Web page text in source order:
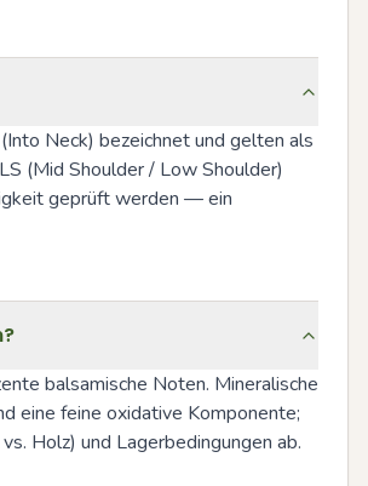
Neck) bezeichnet und gelten als
(Mid Shoulder / Low Shoulder)
geprüft werden — ein
balsamische Noten. Mineralische
eine feine oxidative Komponente;
Holz) und Lagerbedingungen ab.